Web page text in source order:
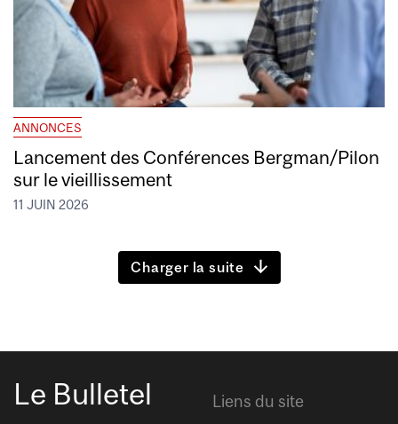
ANNONCES
Lancement des Conférences Bergman/Pilon
sur le vieillissement
11 JUIN 2026
Charger la suite
Le Bulletel Liens du site